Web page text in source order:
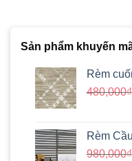
Sản phẩm khuyến
Rèm
480,000₫
Rèm
980,000₫